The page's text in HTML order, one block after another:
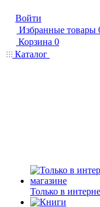
Войти
Избранные товары
Корзина 0
Каталог
Только в